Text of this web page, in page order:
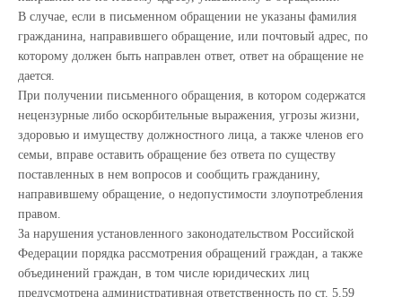
В случае, если в письменном обращении не указаны фамилия
гражданина, направившего обращение, или почтовый адрес, по
которому должен быть направлен ответ, ответ на обращение не
дается.
При получении письменного обращения, в котором содержатся
нецензурные либо оскорбительные выражения, угрозы жизни,
здоровью и имуществу должностного лица, а также членов его
семьи, вправе оставить обращение без ответа по существу
поставленных в нем вопросов и сообщить гражданину,
направившему обращение, о недопустимости злоупотребления
правом.
За нарушения установленного законодательством Российской
Федерации порядка рассмотрения обращений граждан, а также
объединений граждан, в том числе юридических лиц
предусмотрена административная ответственность по ст. 5.59